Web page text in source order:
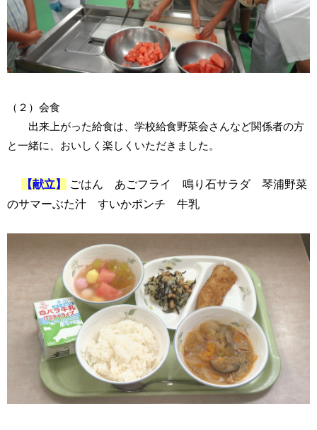
（２）会食
出来上がった給食は、学校給食野菜会さんなど関係者の方
と一緒に、おいしく楽しくいただきました。
【献立】
ごはん あごフライ 鳴り石サラダ 琴浦野菜
のサマーぶた汁 すいかポンチ 牛乳